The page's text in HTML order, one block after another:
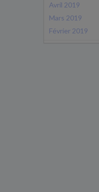
Avril 2019
Mars 2019
Février 2019